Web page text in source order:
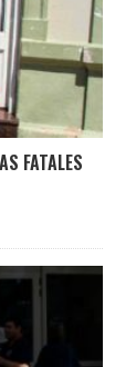
FATALES